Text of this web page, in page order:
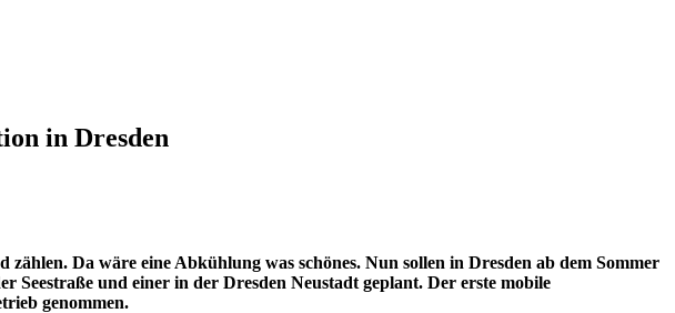
in Dresden
Da wäre eine Abkühlung was schönes. Nun sollen in Dresden ab dem Sommer
Seestraße und einer in der Dresden Neustadt geplant. Der erste mobile
genommen.